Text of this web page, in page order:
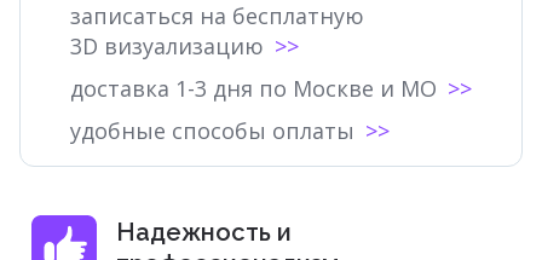
записаться на бесплатную
3D визуализацию
доставка 1-3 дня по Москве и МО
удобные способы оплаты
Надежность и